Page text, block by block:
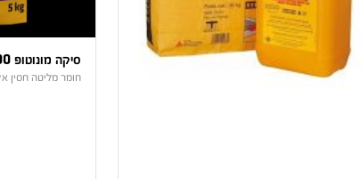
סיקה מונוטופ 100 עמיד אש
חומר מליטה חסין